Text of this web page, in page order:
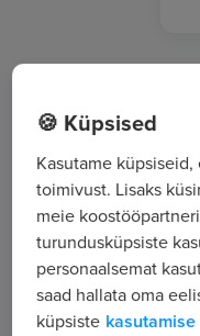
Kõik
Tööpakkuja
2
🍪 Küpsised
Kasutame
toimivust. Lisaks
meie
turundusküpsiste
personaalsemat
saad hallata oma
küpsiste